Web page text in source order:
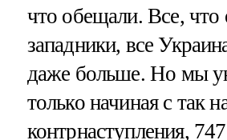
что обещали. Все,
западники, все
даже больше. Но мы
только начиная с так
контрнаступления,